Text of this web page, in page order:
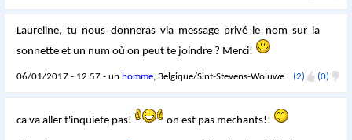
Laureline, tu nous donneras via message privé le nom sur la
sonnette et un num où on peut te joindre ? Merci!
06/01/2017 - 12:57 - un homme, Belgique/Sint-Stevens-Woluwe (2) (0)
ca va aller t'inquiete pas! on est pas mechants!!